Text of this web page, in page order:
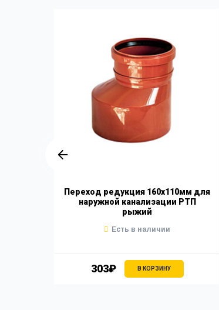
Переход редукция 160х110мм для
наружной канализации РТП
рыжий
303₽ В КОРЗИНУ
Есть в наличии